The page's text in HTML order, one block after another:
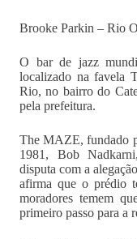
Brooke Parkin – Rio
O bar de jazz
localizado na favela
Rio, no bairro do
pela prefeitura.
The MAZE, fundado
1981, Bob
disputa com a
afirma que o prédio
moradores temem
primeiro passo para a